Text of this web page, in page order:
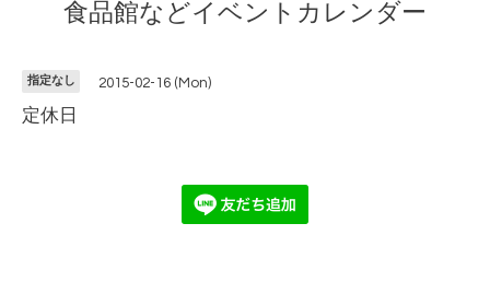
食品館などイベントカレンダー
指定なし 2015-02-16 (Mon)
定休日